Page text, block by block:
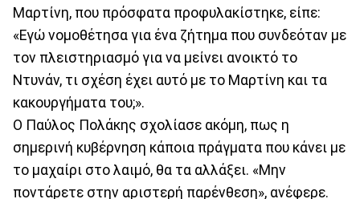
Μαρτίνη, που πρόσφατα προφυλακίστηκε, είπε:
«Εγώ νομοθέτησα για ένα ζήτημα που συνδεόταν με
τον πλειστηριασμό για να μείνει ανοικτό το
Ντυνάν, τι σχέση έχει αυτό με το Μαρτίνη και τα
κακουργήματα του;».
Ο Παύλος Πολάκης σχολίασε ακόμη, πως η
σημερινή κυβέρνηση κάποια πράγματα που κάνει με
το μαχαίρι στο λαιμό, θα τα αλλάξει. «Μην
ποντάρετε στην αριστερή παρένθεση», ανέφερε.